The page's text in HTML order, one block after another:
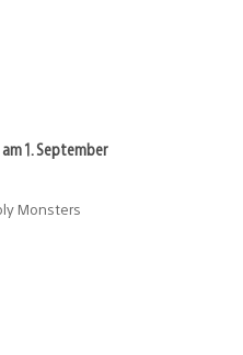
1. September
Monsters